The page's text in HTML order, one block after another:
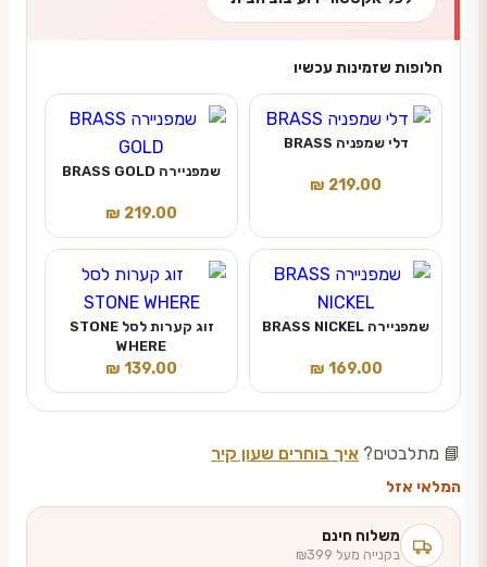
חלופות שזמינות עכשיו
דלי שמפניה BRASS
₪ 219.00
שמפניירה BRASS GOLD
₪ 219.00
שמפניירה BRASS NICKEL
₪ 169.00
זוג קערות לסל STONE
WHERE
₪ 139.00
📘 מתלבטים? איך בוחרים שעון קיר
המלאי אזל
משלוח חינם
בקנייה מעל ₪399